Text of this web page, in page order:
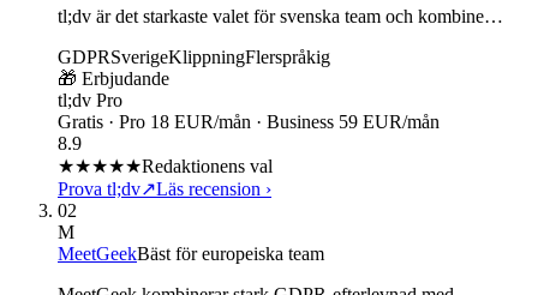
tl;dv är det starkaste valet för svenska team och kombine…
GDPRSverigeKlippningFlerspråkig
🎁 Erbjudande
tl;dv Pro
Gratis · Pro 18 EUR/mån · Business 59 EUR/mån
8.9
★★★★★Redaktionens val
Prova tl;dv↗Läs recension ›
02
M
MeetGeekBäst för europeiska team